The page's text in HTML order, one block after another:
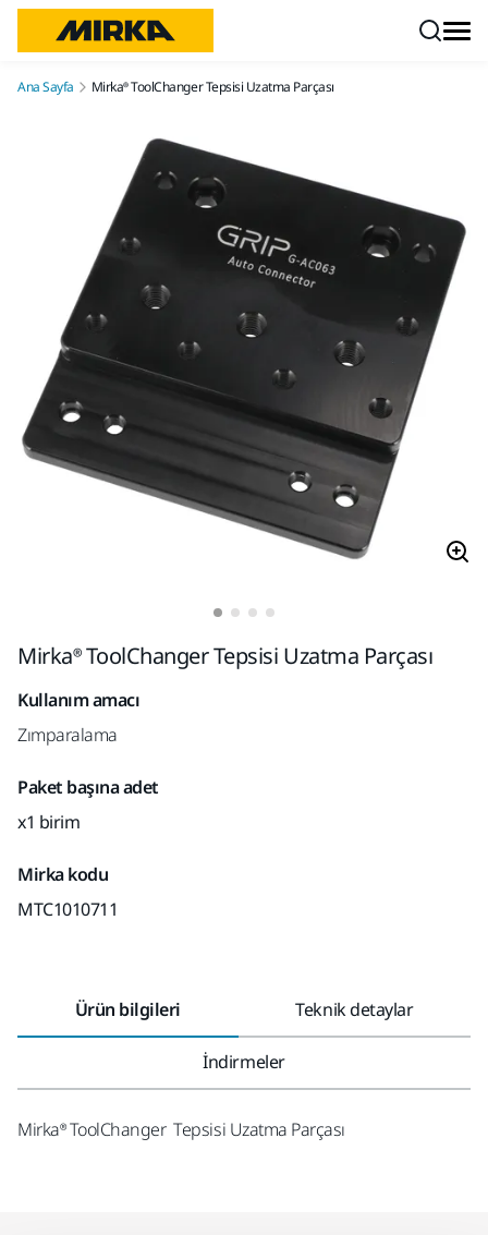
Ana Sayfa Mirka® ToolChanger Tepsisi Uzatma Parçası
Mirka® ToolChanger Tepsisi Uzatma Parçası
Kullanım amacı
Zımparalama
Paket başına adet
x1 birim
Mirka kodu
MTC1010711
Ürün bilgileri Teknik detaylar
İndirmeler
Mirka® ToolChanger Tepsisi Uzatma Parçası